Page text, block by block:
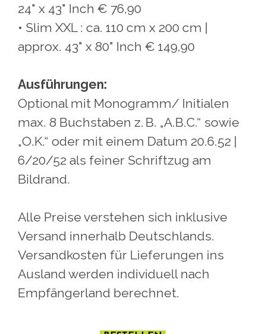
24" x 43" Inch € 76,90
• Slim XXL : ca. 110 cm x 200 cm |
approx. 43" x 80" Inch € 149,90
Ausführungen:
Optional mit Monogramm/ Initialen
max. 8 Buchstaben z. B. „A.B.C.“ sowie
„O.K.“ oder mit einem Datum 20.6.52 |
6/20/52 als feiner Schriftzug am
Bildrand.
Alle Preise verstehen sich inklusive
Versand innerhalb Deutschlands.
Versandkosten für Lieferungen ins
Ausland werden individuell nach
Empfängerland berechnet.